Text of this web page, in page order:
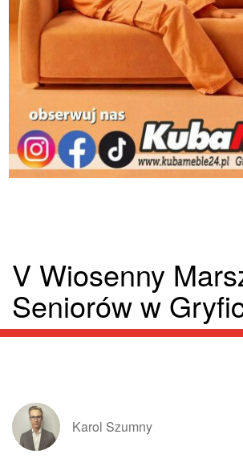
V Wiosenny
Seniorów w
Karol Szumny